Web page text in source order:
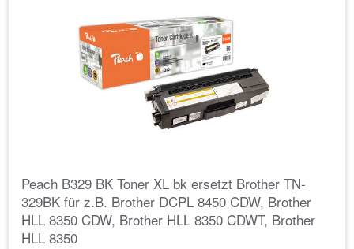
Peach B329 BK Toner XL bk ersetzt Brother TN-
329BK für z.B. Brother DCPL 8450 CDW, Brother
HLL 8350 CDW, Brother HLL 8350 CDWT, Brother
HLL 8350